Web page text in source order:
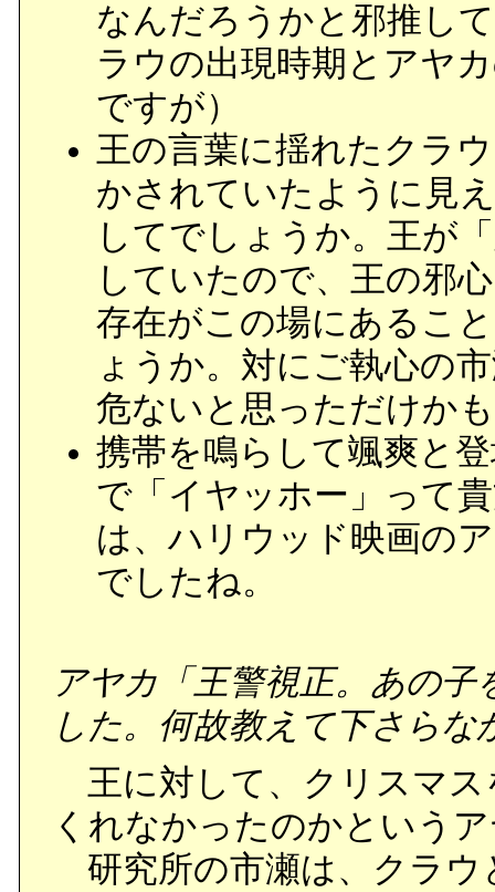
なんだろうかと邪推し
ラウの出現時期とアヤ
ですが）
王の言葉に揺れたクラ
かされていたように見
してでしょうか。王が
していたので、王の邪
存在がこの場にあるこ
ょうか。対にご執心の
危ないと思っただけか
携帯を鳴らして颯爽と
で「イヤッホー」って
は、ハリウッド映画の
でしたね。
アヤカ「王警視正。あの
した。何故教えて下さらな
王に対して、クリスマス
くれなかったのかという
研究所の市瀬は、クラウ